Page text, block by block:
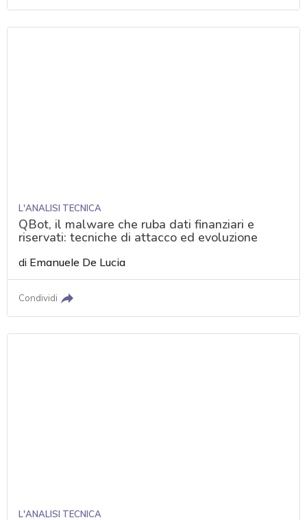
L'ANALISI TECNICA
QBot, il malware che ruba dati finanziari e
riservati: tecniche di attacco ed evoluzione
di Emanuele De Lucia
Condividi
L'ANALISI TECNICA